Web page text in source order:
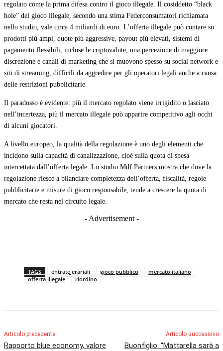
regolato come la prima difesa contro il gioco illegale. Il cosiddetto “black
hole” del gioco illegale, secondo una stima Federconsumatori richiamata
nello studio, vale circa 4 miliardi di euro. L’offerta illegale può contare su
prodotti più ampi, quote più aggressive, payout più elevati, sistemi di
pagamento flessibili, incluse le criptovalute, una percezione di maggiore
discrezione e canali di marketing che si muovono spesso su social network e
siti di streaming, difficili da aggredire per gli operatori legali anche a causa
delle restrizioni pubblicitarie.
Il paradosso è evidente: più il mercato regolato viene irrigidito o lasciato
nell’incertezza, più il mercato illegale può apparire competitivo agli occhi
di alcuni giocatori.
A livello europeo, la qualità della regolazione è uno degli elementi che
incidono sulla capacità di canalizzazione, cioè sulla quota di spesa
intercettata dall’offerta legale. Lo studio Mdf Partners mostra che dove la
regolazione riesce a bilanciare completezza dell’offerta, fiscalità, regole
pubblicitarie e misure di gioco responsabile, tende a crescere la quota di
mercato che resta nel circuito legale.
- Advertisement -
TAGS entrate erariali gioco pubblico
mercato italiano
offerta illegale
riordino
Articolo precedente
Rapporto blue economy, valore
Articolo successivo
Buonfiglio: “Mattarella sarà a